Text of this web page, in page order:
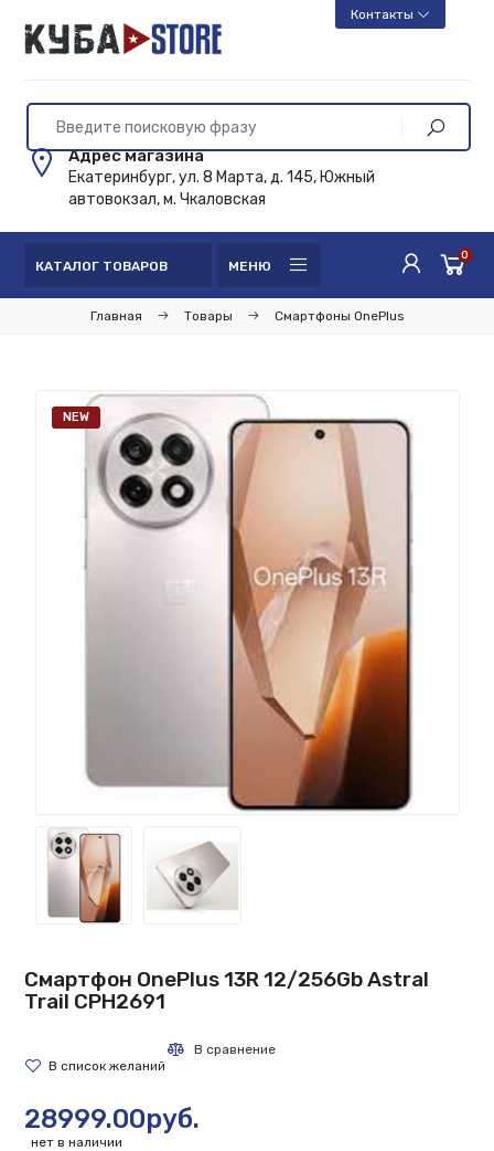
Контакты
Адрес магазина
Екатеринбург, ул. 8 Марта, д. 145, Южный
автовокзал, м. Чкаловская
КАТАЛОГ ТОВАРОВ МЕНЮ
0
Главная Товары Смартфоны OnePlus
NEW
Смартфон OnePlus 13R 12/256Gb Astral
Trail CPH2691
28999.00руб.
нет в наличии